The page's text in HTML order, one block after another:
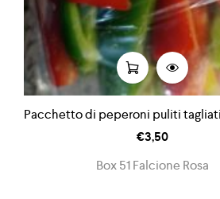
Pacchetto di peperoni puliti
€3,50
Box 51 Falcione Rosa